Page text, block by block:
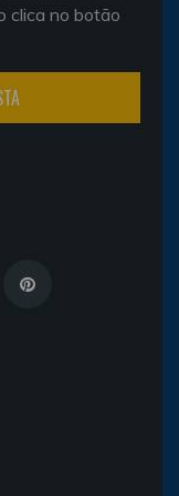
clica no botão